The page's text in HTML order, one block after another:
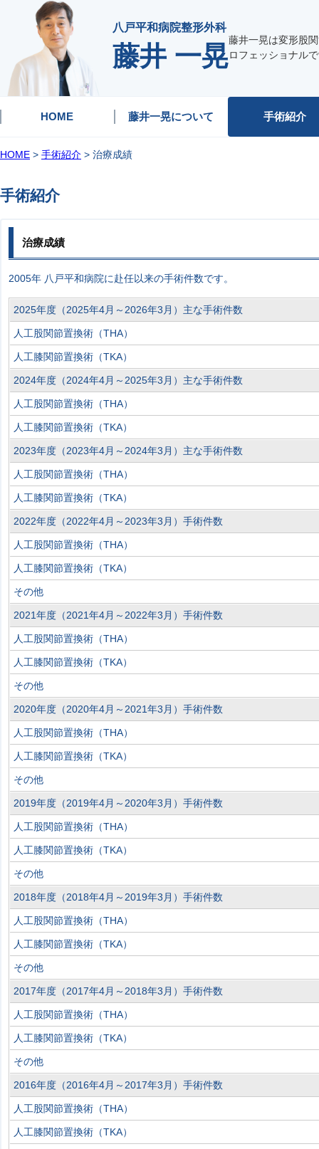
八戸平和病院整形外科
藤井 一晃
藤井一晃は変形股
ロフェッショナル
HOME 藤井一晃について 手術紹介
HOME > 手術紹介 > 治療成績
手術紹介
治療成績
2005年 八戸平和病院に赴任以来の手術件数です。
2025年度（2025年4月～2026年3月）主な手術件数
人工股関節置換術（THA）
人工膝関節置換術（TKA）
2024年度（2024年4月～2025年3月）主な手術件数
人工股関節置換術（THA）
人工膝関節置換術（TKA）
2023年度（2023年4月～2024年3月）主な手術件数
人工股関節置換術（THA）
人工膝関節置換術（TKA）
2022年度（2022年4月～2023年3月）手術件数
人工股関節置換術（THA）
人工膝関節置換術（TKA）
その他
2021年度（2021年4月～2022年3月）手術件数
人工股関節置換術（THA）
人工膝関節置換術（TKA）
その他
2020年度（2020年4月～2021年3月）手術件数
人工股関節置換術（THA）
人工膝関節置換術（TKA）
その他
2019年度（2019年4月～2020年3月）手術件数
人工股関節置換術（THA）
人工膝関節置換術（TKA）
その他
2018年度（2018年4月～2019年3月）手術件数
人工股関節置換術（THA）
人工膝関節置換術（TKA）
その他
2017年度（2017年4月～2018年3月）手術件数
人工股関節置換術（THA）
人工膝関節置換術（TKA）
その他
2016年度（2016年4月～2017年3月）手術件数
人工股関節置換術（THA）
人工膝関節置換術（TKA）